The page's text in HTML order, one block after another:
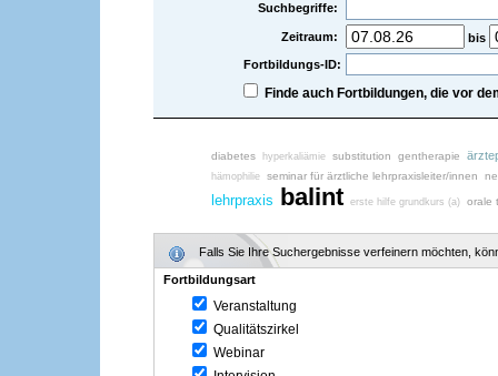
Suchbegriffe:
Zeitraum:
bis
Fortbildungs-ID:
Finde auch Fortbildungen, die vor
diabetes hyperkaliämie substitution gentherapie
hämophilie seminar für ärztliche lehrpraxisleiter/innen
lehrpraxis balint erste hilfe grundkurs (a) orale
Falls Sie Ihre Suchergebnisse verfeinern möchten,
Fortbildungsart
Veranstaltung
Qualitätszirkel
Webinar